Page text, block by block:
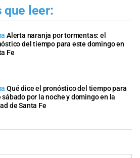
que leer:
Alerta naranja por tormentas: el
del tiempo para este domingo en
Fe
Qué dice el pronóstico del tiempo para
sábado por la noche y domingo en la
de Santa Fe